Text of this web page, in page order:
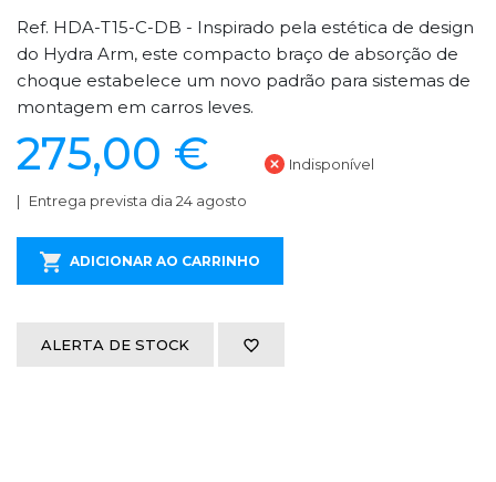
Ref. HDA-T15-C-DB - Inspirado pela estética de design
do Hydra Arm, este compacto braço de absorção de
choque estabelece um novo padrão para sistemas de
montagem em carros leves.
275,00 € Indisponível
Entrega prevista dia 24 agosto
ADICIONAR AO CARRINHO
ALERTA DE STOCK